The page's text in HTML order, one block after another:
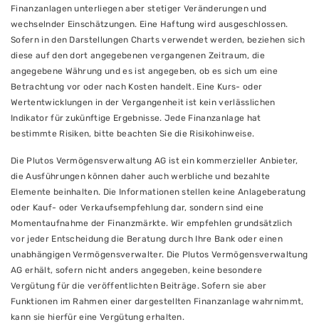
Finanzanlagen unterliegen aber stetiger Veränderungen und
wechselnder Einschätzungen. Eine Haftung wird ausgeschlossen.
Sofern in den Darstellungen Charts verwendet werden, beziehen sich
diese auf den dort angegebenen vergangenen Zeitraum, die
angegebene Währung und es ist angegeben, ob es sich um eine
Betrachtung vor oder nach Kosten handelt. Eine Kurs- oder
Wertentwicklungen in der Vergangenheit ist kein verlässlichen
Indikator für zukünftige Ergebnisse. Jede Finanzanlage hat
bestimmte Risiken, bitte beachten Sie die Risikohinweise.
Die Plutos Vermögensverwaltung AG ist ein kommerzieller Anbieter,
die Ausführungen können daher auch werbliche und bezahlte
Elemente beinhalten. Die Informationen stellen keine Anlageberatung
oder Kauf- oder Verkaufsempfehlung dar, sondern sind eine
Momentaufnahme der Finanzmärkte. Wir empfehlen grundsätzlich
vor jeder Entscheidung die Beratung durch Ihre Bank oder einen
unabhängigen Vermögensverwalter. Die Plutos Vermögensverwaltung
AG erhält, sofern nicht anders angegeben, keine besondere
Vergütung für die veröffentlichten Beiträge. Sofern sie aber
Funktionen im Rahmen einer dargestellten Finanzanlage wahrnimmt,
kann sie hierfür eine Vergütung erhalten.